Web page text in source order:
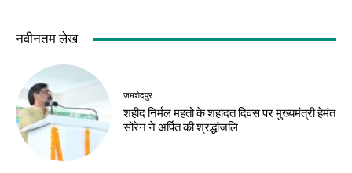
झारखंड न्यूज़
10 अगस्त को विधानसभा
घेराव, छात्रों से रांची
करियर
मर्चेंट नेवी में कैसे बनाएं